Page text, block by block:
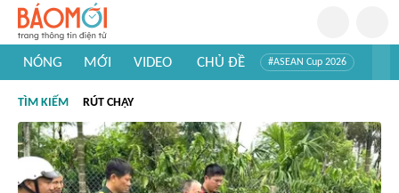
NÓNG MỚI VIDEO CHỦ ĐỀ #ASEAN Cup 2026
#Khám phá thế giới
TÌM KIẾM RÚT CHẠY